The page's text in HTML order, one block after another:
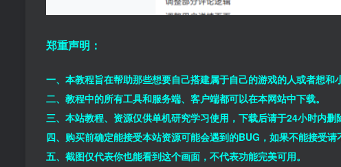
郑重声明：
一、本教程旨在帮助那些想要自己搭建属于自己的游戏的人或者想和
二、教程中的所有工具和服务端、客户端都可以在本网站中下载。
三、本站教程、资源仅供单机研究学习使用，下载后请于24小时内删
四、购买前确定能接受本站资源可能会遇到的BUG，如果不能接受请
五、截图仅代表你也能看到这个画面，不代表功能完美可用。